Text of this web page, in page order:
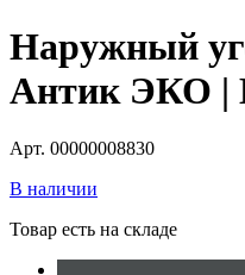
Наружный
Антик ЭКО |
Арт. 00000008830
В наличии
Товар есть на складе